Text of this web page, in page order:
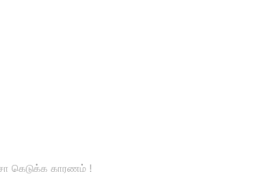
கெடுக்க காரணம் !